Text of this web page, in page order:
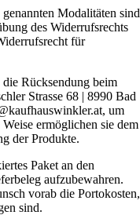
Modalitäten sind
des Widerrufsrechts
für
Rücksendung beim
Strasse 68 | 8990 Bad
um
ermöglichen sie dem
der Produkte.
Paket an den
aufzubewahren.
vorab die Portokosten,
sind.